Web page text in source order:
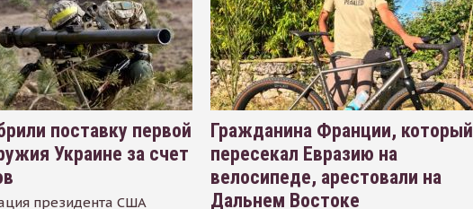
поставку первой
Украине за счет
президента США
Гражданина Франции, который
пересекал Евразию на
велосипеде, арестовали на
Дальнем Востоке